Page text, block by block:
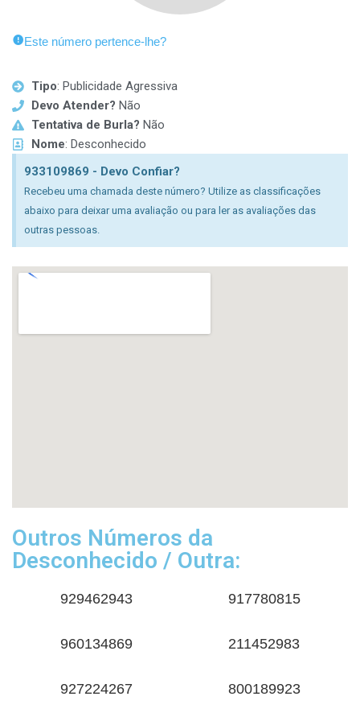
Este número pertence-lhe?
Tipo: Publicidade Agressiva
Devo Atender? Não
Tentativa de Burla? Não
Nome: Desconhecido
933109869 - Devo Confiar?
Recebeu uma chamada deste número? Utilize as classificações
abaixo para deixar uma avaliação ou para ler as avaliações das
outras pessoas.
Outros Números da
Desconhecido / Outra:
929462943 917780815
960134869 211452983
927224267 800189923